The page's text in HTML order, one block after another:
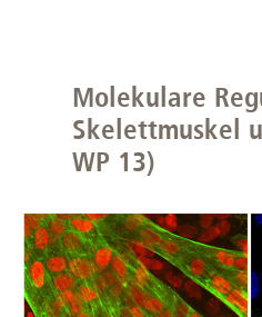
Molekulare
Skelettmuskel
WP 13)